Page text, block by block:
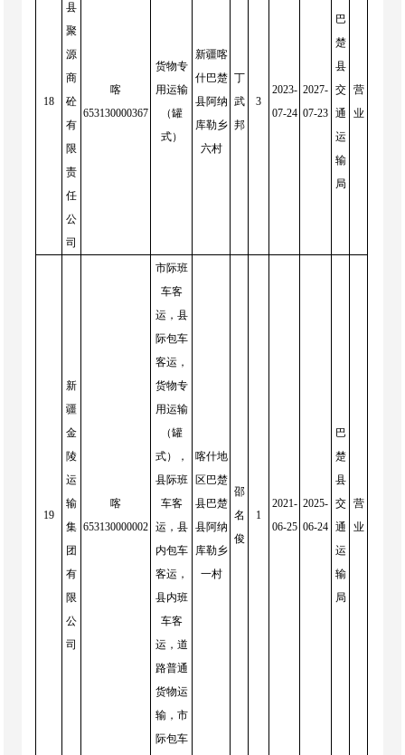
18
县
聚
源
商
砼
有
限
责
任
公
司
喀
653130000367
货物专
用运输
（罐
式）
新疆喀
什巴楚
县阿纳
库勒乡
六村
丁
武
邦
3
2023-
07-24
2027-
07-23
巴
楚
县
交
通
运
输
局
营
业
19
新
疆
金
陵
运
输
集
团
有
限
公
司
喀
653130000002
市际班
车客
运，县
际包车
客运，
货物专
用运输
（罐
式），
县际班
车客
运，县
内包车
客运，
县内班
车客
运，道
路普通
货物运
输，市
际包车
喀什地
区巴楚
县巴楚
县阿纳
库勒乡
一村
邵
名
俊
1
2021-
06-25
2025-
06-24
巴
楚
县
交
通
运
输
局
营
业